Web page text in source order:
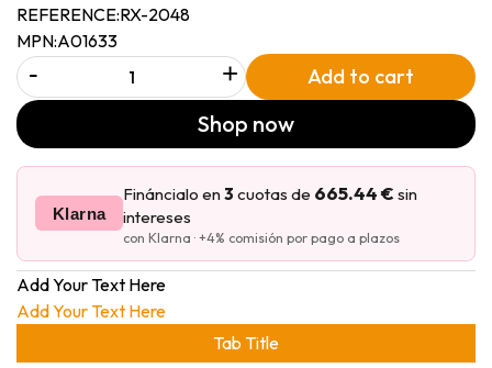
REFERENCE:RX-2048
MPN:A01633
- + Add to cart
Shop now
Klarna
Fináncialo en3 cuotas de 665.44 € sin
intereses
con Klarna · +4% comisión por pago a plazos
Add Your Text Here
Add Your Text Here
Tab Title